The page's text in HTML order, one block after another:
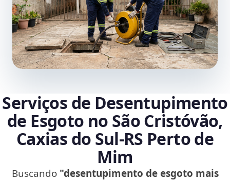
Serviços de Desentupimento
de Esgoto no São Cristóvão,
Caxias do Sul‑RS Perto de
Mim
Buscando "desentupimento de esgoto mais